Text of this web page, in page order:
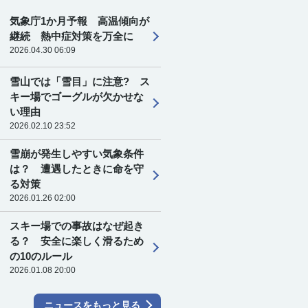
気象庁1か月予報 高温傾向が
継続 熱中症対策を万全に
2026.04.30 06:09
雪山では「雪目」に注意? ス
キー場でゴーグルが欠かせな
い理由
2026.02.10 23:52
雪崩が発生しやすい気象条件
は？ 遭遇したときに命を守
る対策
2026.01.26 02:00
スキー場での事故はなぜ起き
る？ 安全に楽しく滑るため
の10のルール
2026.01.08 20:00
ニュースをもっと見る